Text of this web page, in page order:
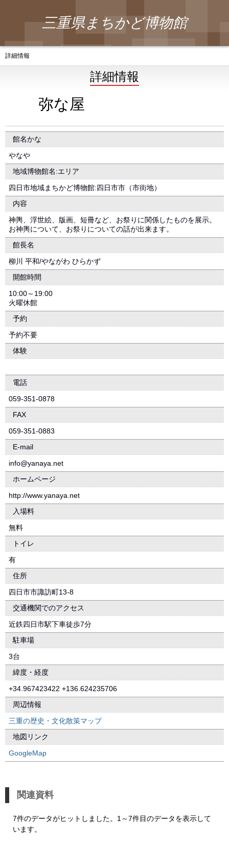
三重県まちかど博物館
詳細情報
詳細情報
弥な屋
館名かな
やなや
地域博物館名:エリア
四日市地域まちかど博物館:四日市市（市街地）
内容
神輿、浮世絵、版画、短冊など、お祭りに関係したものを展示。
お神輿について、お祭りについての話が出来ます。
館長名
柳川 平和/やながわ ひらかず
開館時間
10:00～19:00
火曜休館
予約
予約不要
体験
電話
059-351-0878
FAX
059-351-0883
E-mail
info@yanaya.net
ホームページ
http://www.yanaya.net
入場料
無料
トイレ
有
住所
四日市市諏訪町13-8
交通機関でのアクセス
近鉄四日市駅下車徒歩7分
駐車場
3台
緯度・経度
+34.967423422 +136.624235706
周辺情報
三重の歴史・文化散策マップ
地図リンク
GoogleMap
関連資料
7件のデータがヒットしました。1～7件目のデータを表示して
います。